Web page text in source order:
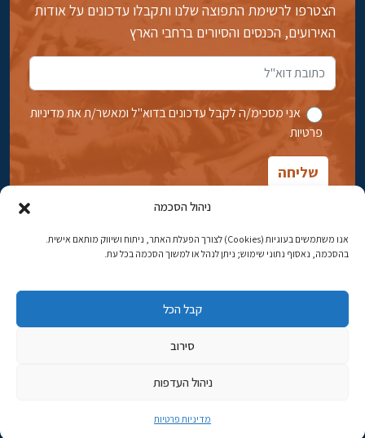
ניהול הסכמה
אנו משתמשים בעוגיות (Cookies) לצורך הפעלת האתר, ניתוח ושיווק מותאם אישית.
בהסכמה, נאסוף נתוני שימוש; ניתן לנהל או למשוך הסכמה בכל עת.
קבל הכל
סירוב
ניהול העדפות
מדיניות פרטיות
הצטרפו לרשימת התפוצה שלנו ותקבלו עדכונים על אודות
האירועים, הכנסים והסיורים ברחבי הארץ
אני מסכימ/ה לקבל עדכונים בדוא''ל ומאשר/ת את מדיניות
פרטיות
אבן גבירול 14, רחביה, ירושלים
טלפון:02-5398869
כתובת דוא"ל:najww2@ybz.org.il
© כל הזכויות שמורות ליד יצחק בן-צבי ירושלים